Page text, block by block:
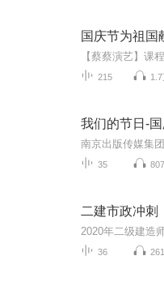
国庆节为祖国
215
我们的节日-
35
二建市政冲刺
36